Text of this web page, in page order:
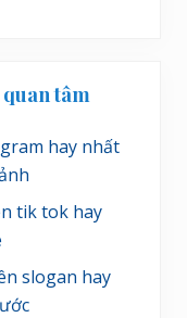
tâm
hay nhất
tik tok hay
slogan hay